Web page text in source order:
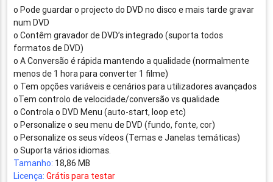
o Pode guardar o projecto do DVD no disco e mais tarde gravar
num DVD
o Contêm gravador de DVD’s integrado (suporta todos
formatos de DVD)
o A Conversão é rápida mantendo a qualidade (normalmente
menos de 1 hora para converter 1 filme)
o Tem opções variáveis e cenários para utilizadores avançados
oTem controlo de velocidade/conversão vs qualidade
o Controla o DVD Menu (auto-start, loop etc)
o Personalize o seu menu de DVD (fundo, fonte, cor)
o Personalize os seus vídeos (Temas e Janelas temáticas)
o Suporta vários idiomas.
Tamanho: 18,86 MB
Licença: Grátis para testar